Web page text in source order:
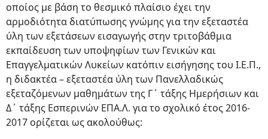
οποίος με βάση το θεσμικό πλαίσιο έχει την
αρμοδιότητα διατύπωσης γνώμης για την εξεταστέα
ύλη των εξετάσεων εισαγωγής στην τριτοβάθμια
εκπαίδευση των υποψηφίων των Γενικών και
Επαγγελματικών Λυκείων κατόπιν εισήγησης του Ι.Ε.Π.,
η διδακτέα – εξεταστέα ύλη των Πανελλαδικώς
εξεταζόμενων μαθημάτων της Γ΄ τάξης Ημερήσιων και
Δ΄ τάξης Εσπερινών ΕΠΑ.Λ. για το σχολικό έτος 2016-
2017 ορίζεται ως ακολούθως: